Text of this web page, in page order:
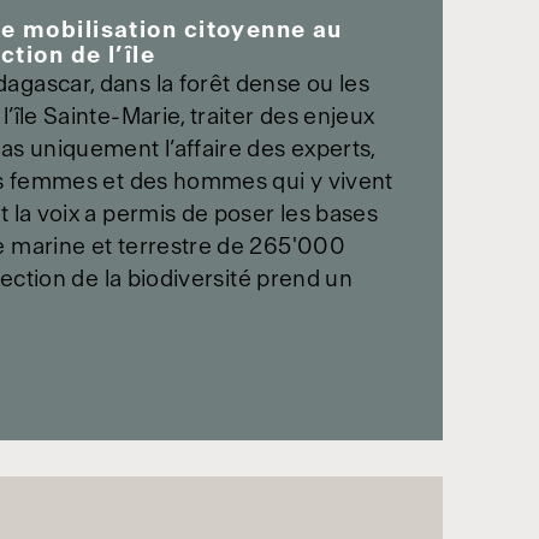
mobilisation citoyenne au
de l’île
dans la forêt dense ou les
Sainte-Marie, traiter des enjeux
uniquement l’affaire des experts,
femmes et des hommes qui y vivent
la voix a permis de poser les bases
marine et terrestre de 265'000
de la biodiversité prend un